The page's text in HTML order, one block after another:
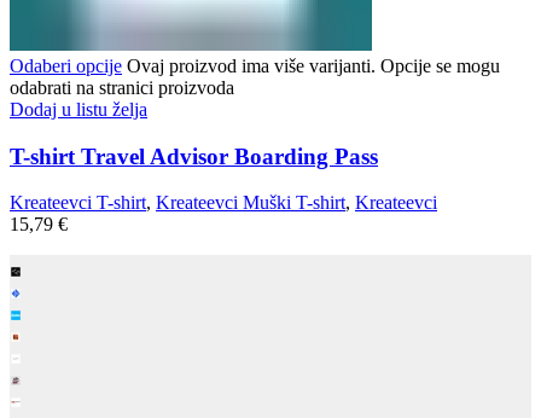
Odaberi opcije Ovaj proizvod ima više varijanti. Opcije se mogu
odabrati na stranici proizvoda
Dodaj u listu želja
T-shirt Travel Advisor Boarding Pass
Kreateevci T-shirt, Kreateevci Muški T-shirt, Kreateevci
15,79 €